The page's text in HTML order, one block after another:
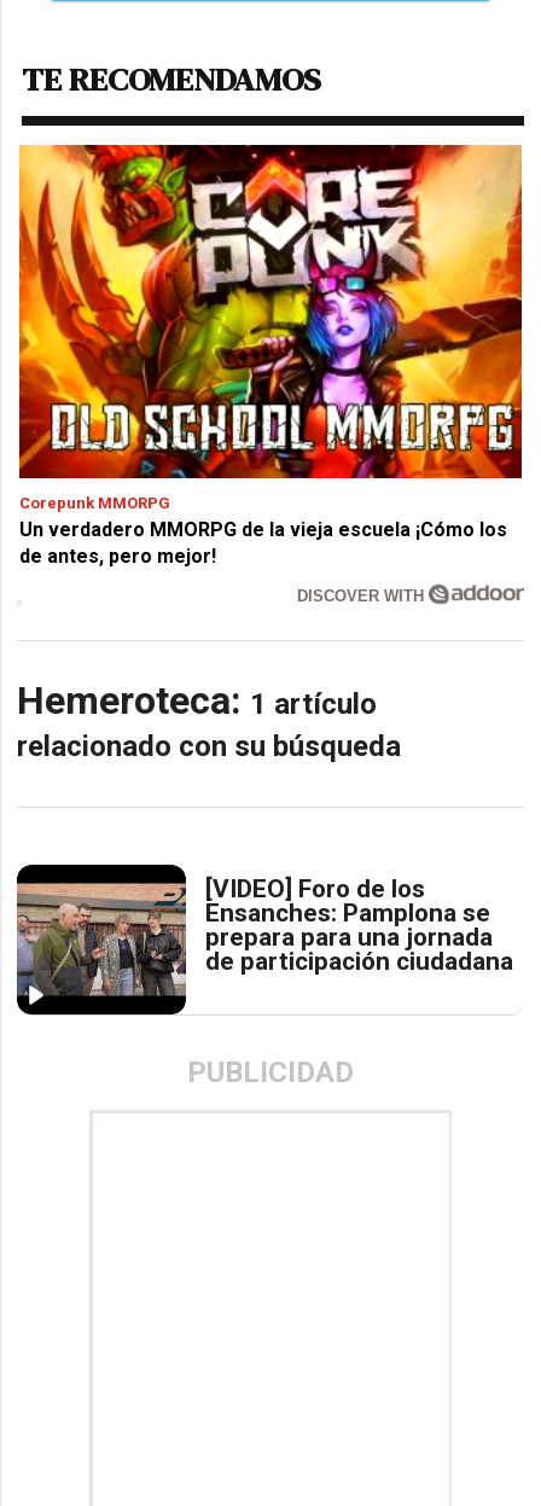
TE RECOMENDAMOS
Corepunk MMORPG
Un verdadero MMORPG de la vieja escuela ¡Cómo los
de antes, pero mejor!
DISCOVER WITH
Hemeroteca: 1 artículo
relacionado con su búsqueda
[VIDEO] Foro de los
Ensanches: Pamplona se
prepara para una jornada
de participación ciudadana
PUBLICIDAD